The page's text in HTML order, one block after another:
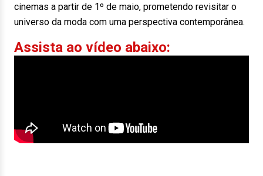
cinemas a partir de 1º de maio, prometendo revisitar o
universo da moda com uma perspectiva contemporânea.
Assista ao vídeo abaixo: